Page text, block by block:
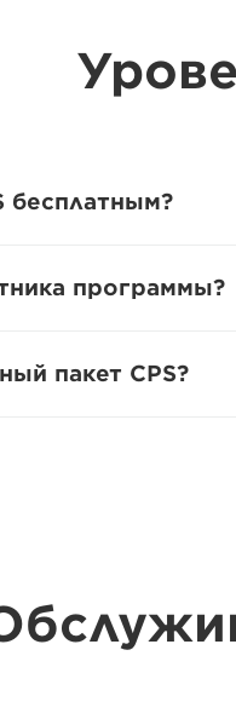
бесплатным?
программы?
пакет CPS?